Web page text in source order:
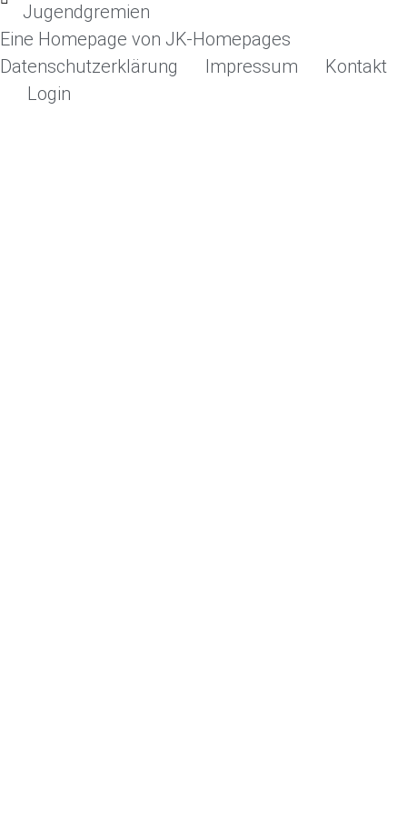
Jugendgremien
Eine Homepage von JK-Homepages
Datenschutzerklärung
Impressum
Kontakt
Login